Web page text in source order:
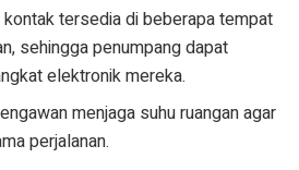
tersedia di beberapa tempat
sehingga penumpang dapat
elektronik mereka.
menjaga suhu ruangan agar
perjalanan.